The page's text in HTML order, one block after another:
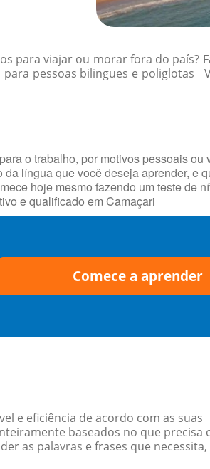
para viajar ou morar fora do país?
pessoas bilingues e poliglotas
o trabalho, por motivos pessoais ou
língua que você deseja aprender, e
hoje mesmo fazendo um teste de
e qualificado em Camaçari
Comece a aprender
e eficiência de acordo com as suas
baseados no que precisa
as palavras e frases que